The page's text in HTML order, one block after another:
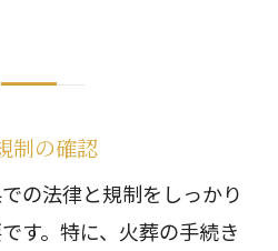
制の確認
の法律と規制をしっかり
す。特に、火葬の手続き